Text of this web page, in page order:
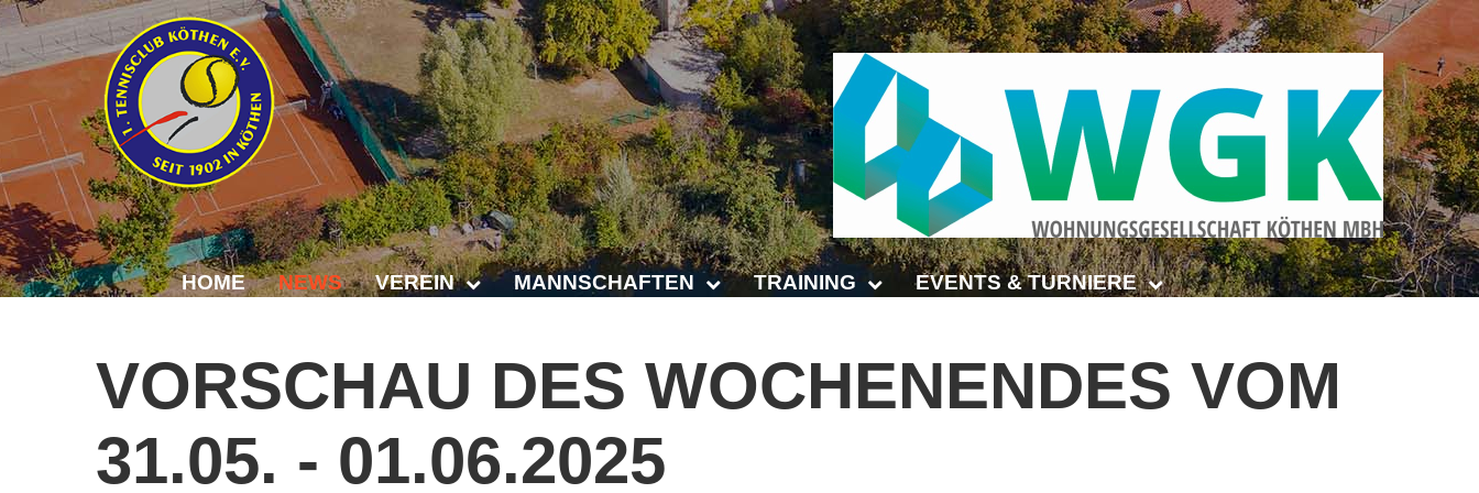
HOME NEWS VEREIN
Das Clubhaus
Die Tennisanlage
Mitgliedschaft
MANNSCHAFTEN
Punktspiele Wintersaison 2025/2026
Erwachsene
Jugend
TRAINING
Trainer
EVENTS & TURNIERE
4-Städte-Turnier
VORSCHAU DES WOCHENENDES VOM
31.05. - 01.06.2025